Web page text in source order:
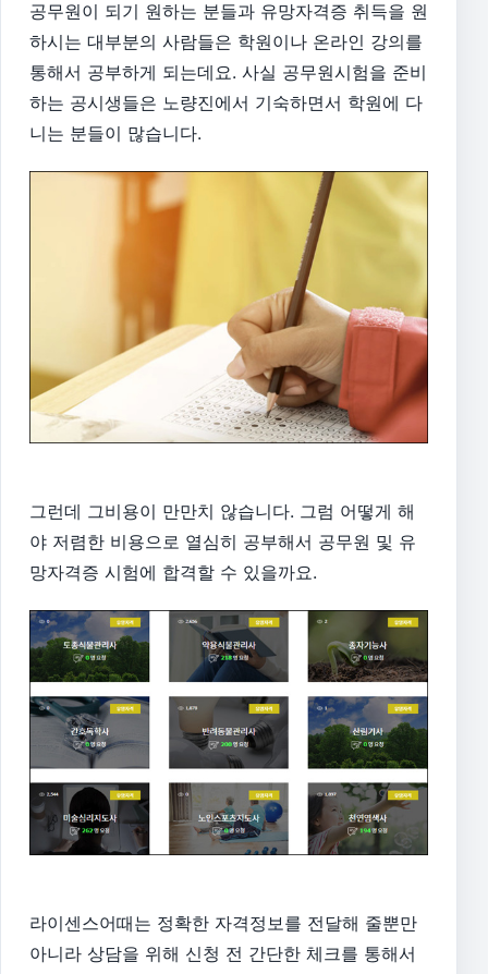
공무원이 되기 원하는 분들과 유망자격증 취득을 원
하시는 대부분의 사람들은 학원이나 온라인 강의를
통해서 공부하게 되는데요. 사실 공무원시험을 준비
하는 공시생들은 노량진에서 기숙하면서 학원에 다
니는 분들이 많습니다.
그런데 그비용이 만만치 않습니다. 그럼 어떻게 해
야 저렴한 비용으로 열심히 공부해서 공무원 및 유
망자격증 시험에 합격할 수 있을까요.
라이센스어때는 정확한 자격정보를 전달해 줄뿐만
아니라 상담을 위해 신청 전 간단한 체크를 통해서